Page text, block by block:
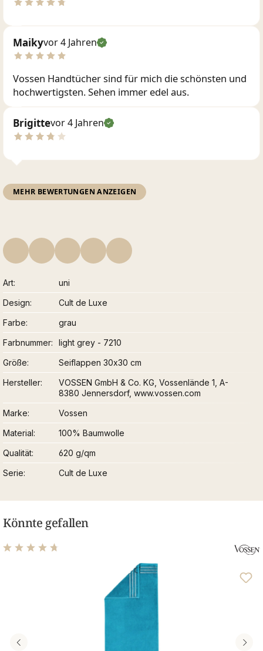
Maikyvor 4 Jahren
Vossen Handtücher sind für mich die schönsten und
hochwertigsten. Sehen immer edel aus.
Brigittevor 4 Jahren
MEHR BEWERTUNGEN ANZEIGEN
Art
uni
Design
Cult de Luxe
Farbe
grau
Farbnummer
light grey - 7210
Größe
Seiflappen 30x30 cm
Hersteller
VOSSEN GmbH & Co. KG, Vossenlände 1, A-
8380 Jennersdorf, www.vossen.com
Marke
Vossen
Material
100% Baumwolle
Qualität
620 g/qm
Serie
Cult de Luxe
Könnte gefallen
Durchschnittliche Bewertung von 4.76 von 5 Sternen